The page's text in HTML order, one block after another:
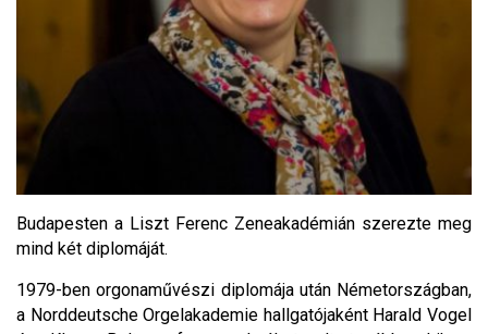
Budapesten a Liszt Ferenc Zeneakadémián szerezte meg
mind két diplomáját.
1979-ben orgonaművészi diplomája után Németországban,
a Norddeutsche Orgelakademie hallgatójaként Harald Vogel